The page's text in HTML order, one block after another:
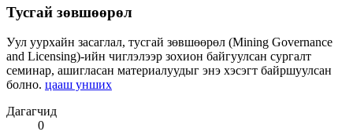
Тусгай зөвшөөрөл
Уул уурхайн засаглал, тусгай зөвшөөрөл (Mining Governance
and Licensing)-ийн чиглэлээр зохион байгуулсан сургалт
семинар, ашигласан материалуудыг энэ хэсэгт байршуулсан
болно. цааш унших
Дагагчид
0